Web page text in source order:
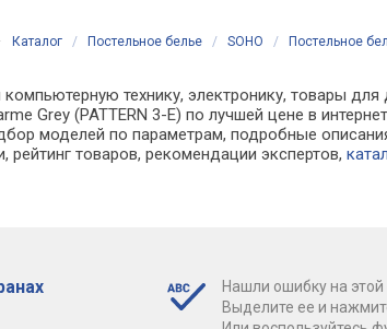
Каталог / Постельное белье / SOHO / Постельное
технику, электронику, товары
Grey (PATTERN 3-E) по лучшей цене в
моделей по параметрам, подробные
рейтинг товаров, рекомендации экспертов,
Нашли ошибку на этой
Выделите ее и